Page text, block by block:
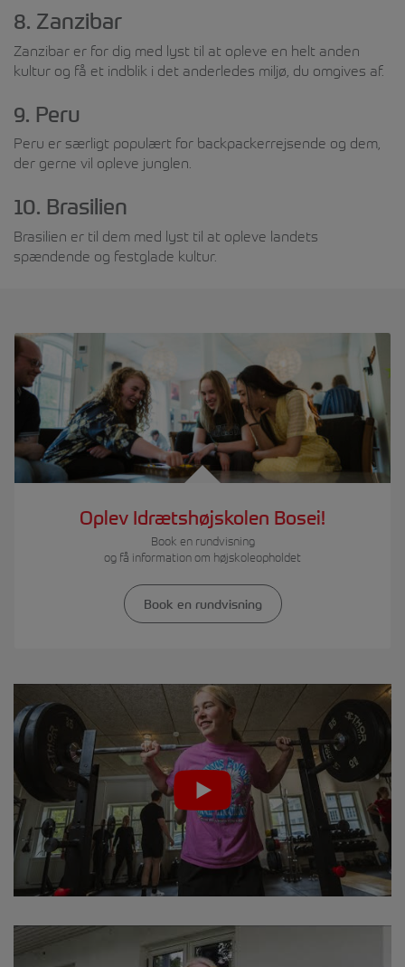
8. Zanzibar
Zanzibar er for dig med lyst til at opleve en helt anden
kultur og få et indblik i det anderledes miljø, du omgives af.
9. Peru
Peru er særligt populært for backpackerrejsende og dem,
der gerne vil opleve junglen.
10. Brasilien
Brasilien er til dem med lyst til at opleve landets
spændende og festglade kultur.
Oplev Idrætshøjskolen Bosei!
Book en rundvisning
og få information om højskoleopholdet
Book en rundvisning